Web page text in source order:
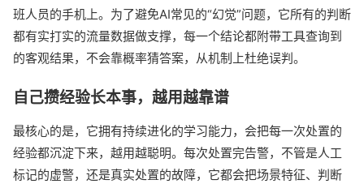
班人员的手机上。为了避免AI常见的“幻觉”问题，它所有的判断
都有实打实的流量数据做支撑，每一个结论都附带工具查询到
的客观结果，不会靠概率猜答案，从机制上杜绝误判。
自己攒经验长本事，越用越靠谱
最核心的是，它拥有持续进化的学习能力，会把每一次处置的
经验都沉淀下来，越用越聪明。每次处置完告警，不管是人工
标记的虚警，还是真实处置的故障，它都会把场景特征、判断